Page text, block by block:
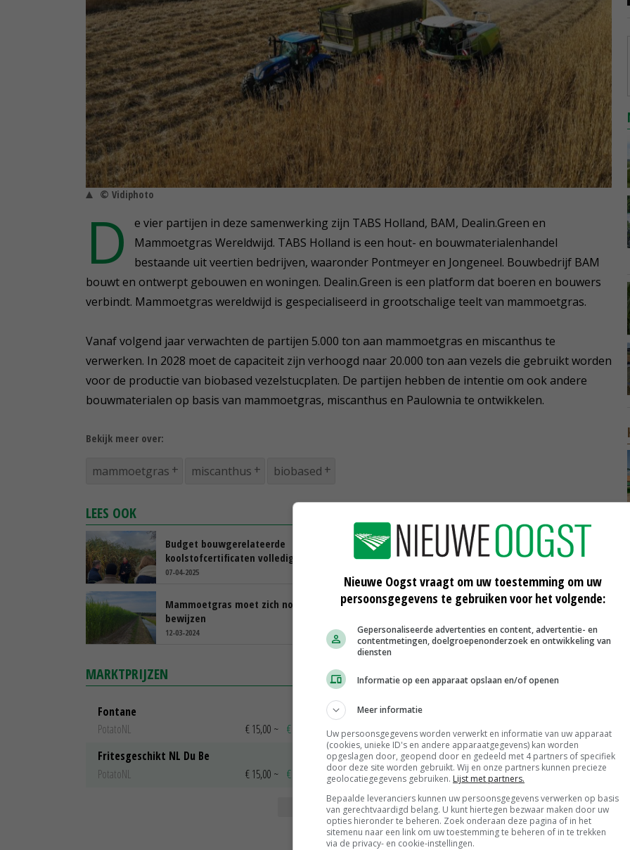
© Vidiphoto
D
e vier partijen in deze samenwerking zijn TABS Holland, BAM, Dealin.Green en
Mammoetgras Wereldwijd. TABS Holland is een hout- en bouwmaterialenhandel
bestaande uit veertien bedrijven, waaronder Pontmeyer en Jongeneel. Bouwbedrijf BAM
bouwt en ontwerpt gebouwen en woningen. Dealin.Green is een platform dat boeren en bouwers
verbindt. Mammoetgras wereldwijd is gespecialiseerd in grootschalige teelt van mammoetgras.
Vanaf volgend jaar verwachten de partijen 5.000 ton aan mammoetgras en miscanthus te
verwerken. In 2028 moet de capaciteit zijn verhoogd naar 20.000 ton aan vezels die gebruikt worden
voor de productie van biobased vezelstucplaten. De partijen hebben de intentie om ook andere
bouwmaterialen op basis van mammoetgras, miscanthus en Paulownia te ontwikkelen.
Bekijk meer over:
mammoetgras miscanthus biobased
LEES OOK
Budget bouwgerelateerde
koolstofcertificaten volledig benut
07-04-2025
Verwachte uitbreiding van 1.000
hectare miscanthus in 2025
Mammoetgras moet zich nog
bewijzen
12-03-2024
Van koeien melken naar
21-11-2023
MARKTPRIJZEN
Fontane
PotatoNL
€ 15,00 ~ € 23,00
Fritesgeschikt NL Du Be
PotatoNL
€ 15,00 ~ € 23,00
Peen
Noteringen
€ 26,00~
€ 33,00
Uien Middenmeer Geel 30-60% grof
Noteringen
€ 0,00~ € 0,00
MEER MARKTPRIJZEN
Nieuwe Oogst vraagt om uw toestemming om uw
persoonsgegevens te gebruiken voor het volgende:
Gepersonaliseerde advertenties en content, advertentie- en
contentmetingen, doelgroepenonderzoek en ontwikkeling van
diensten
Informatie op een apparaat opslaan en/of openen
Meer informatie
Uw persoonsgegevens worden verwerkt en informatie van uw apparaat
(cookies, unieke ID's en andere apparaatgegevens) kan worden
opgeslagen door, geopend door en gedeeld met 4 partners of specifiek
door deze site worden gebruikt. Wij en onze partners kunnen precieze
geolocatiegegevens gebruiken. Lijst met partners.
Bepaalde leveranciers kunnen uw persoonsgegevens verwerken op basis
van gerechtvaardigd belang. U kunt hiertegen bezwaar maken door uw
opties hieronder te beheren. Zoek onderaan deze pagina of in het
sitemenu naar een link om uw toestemming te beheren of in te trekken
via de privacy- en cookie-instellingen.